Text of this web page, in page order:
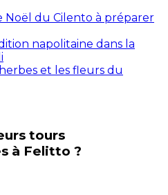
Noël du Cilento à préparer
napolitaine dans la
et les fleurs du
tours
à Felitto ?